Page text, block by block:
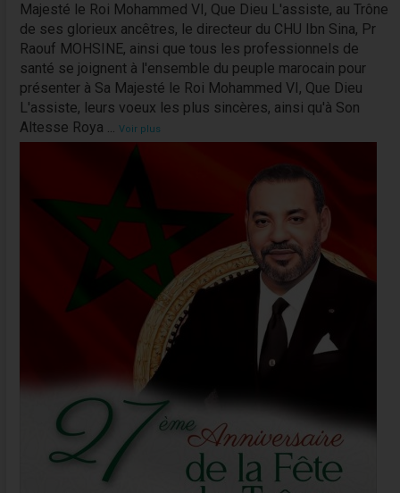
Majesté le Roi Mohammed VI, Que Dieu L'assiste, au Trône
de ses glorieux ancêtres, le directeur du CHU Ibn Sina, Pr
Raouf MOHSINE, ainsi que tous les professionnels de
santé se joignent à l'ensemble du peuple marocain pour
présenter à Sa Majesté le Roi Mohammed VI, Que Dieu
L'assiste, leurs voeux les plus sincères, ainsi qu'à Son
Altesse Roya ... Voir plus